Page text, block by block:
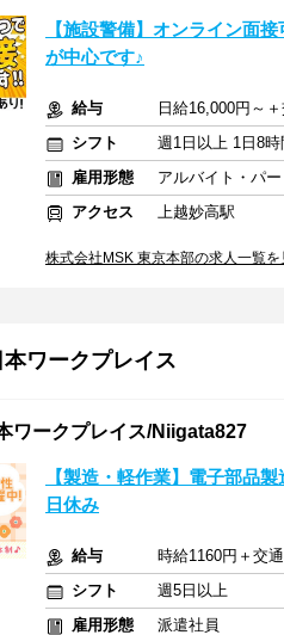
【施設警備】オンライン面
が中心です♪
給与
日給16,000円～
シフト
週1日以上 1日8
雇用形態
アルバイト・パー
アクセス
上越妙高駅
株式会社MSK 東京本部の求人一覧を
ワークプレイス
ワークプレイス/Niigata827
【製造・軽作業】電子部品
日休み
給与
時給1160円＋交
シフト
週5日以上
雇用形態
派遣社員